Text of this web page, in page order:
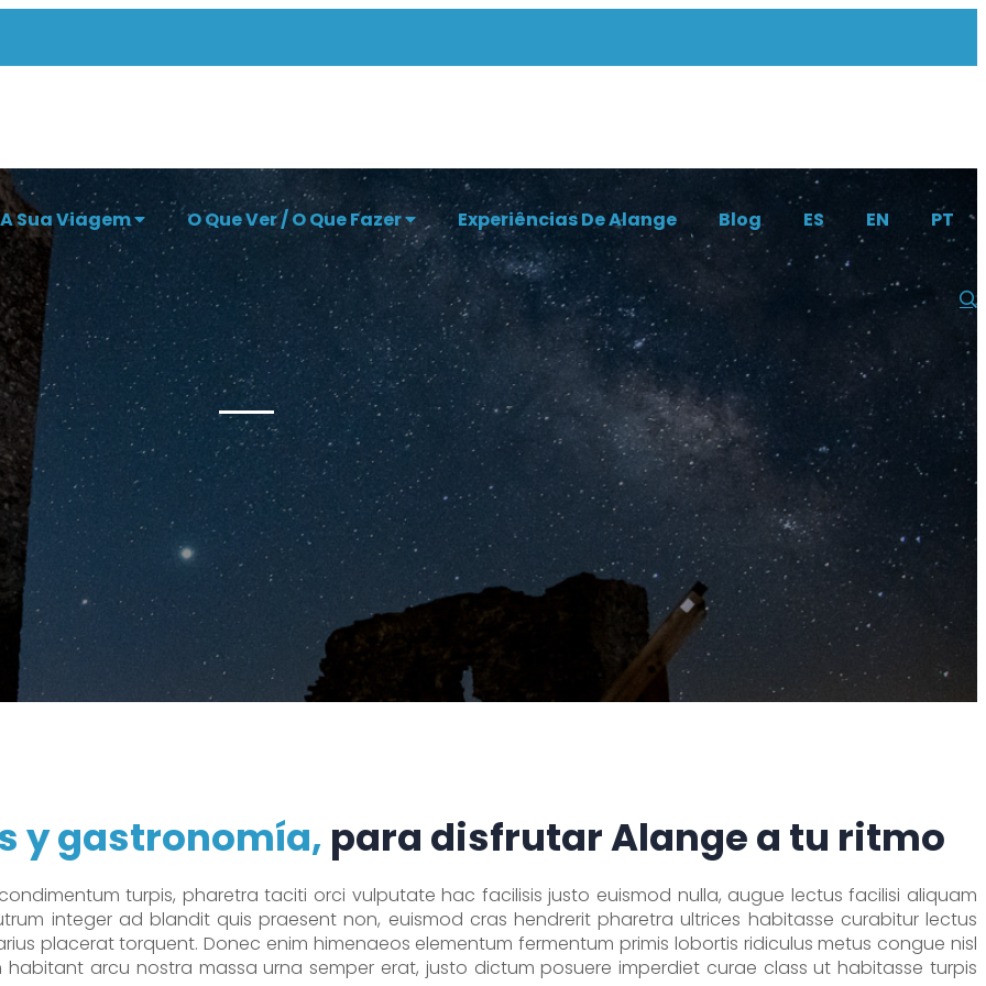
Sua Viagem O Que Ver / O Que Fazer Experiências De Alange Blog ES EN PT
y gastronomía, para disfrutar Alange a tu ritmo
turpis, pharetra taciti orci vulputate hac facilisis justo euismod nulla, augue lectus facilisi aliquam
integer ad blandit quis praesent non, euismod cras hendrerit pharetra ultrices habitasse curabitur lectus
placerat torquent. Donec enim himenaeos elementum fermentum primis lobortis ridiculus metus congue nisl
arcu nostra massa urna semper erat, justo dictum posuere imperdiet curae class ut habitasse turpis